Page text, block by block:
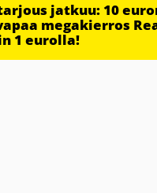
jatkuu: 10
megakierros
1 eurolla!